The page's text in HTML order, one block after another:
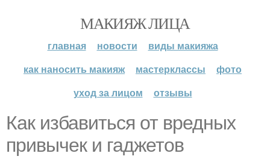
МАКИЯЖ ЛИЦА
главная новости
виды макияжа
как наносить макияж
мастерклассы
фото
уход за лицом
отзывы
Как избавиться от вредных
привычек и гаджетов